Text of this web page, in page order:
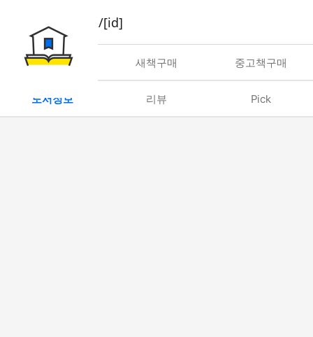
book/rent/[id]
대여 새책구매 중고책구매
도서정보 리뷰 Pick